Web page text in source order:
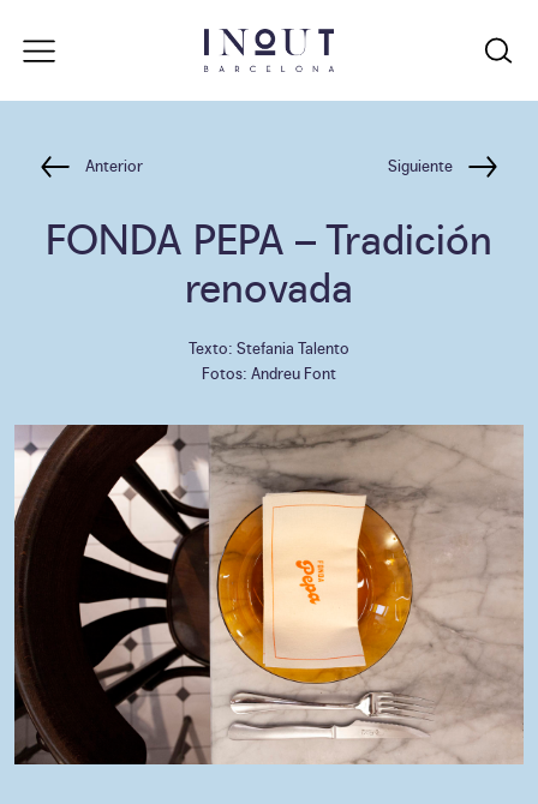
Anterior Siguiente
FONDA PEPA – Tradición
renovada
Texto: Stefania Talento
Fotos: Andreu Font